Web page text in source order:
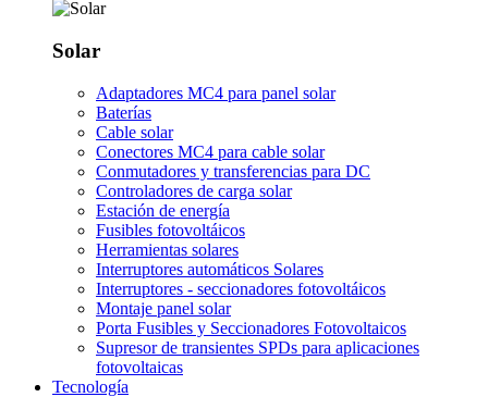
Solar
Adaptadores MC4 para panel solar
Baterías
Cable solar
Conectores MC4 para cable solar
Conmutadores y transferencias para DC
Controladores de carga solar
Estación de energía
Fusibles fotovoltáicos
Herramientas solares
Interruptores automáticos Solares
Interruptores - seccionadores fotovoltáicos
Montaje panel solar
Porta Fusibles y Seccionadores Fotovoltaicos
Supresor de transientes SPDs para aplicaciones
fotovoltaicas
Tecnología